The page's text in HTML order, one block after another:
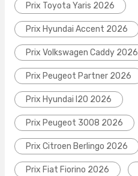
Prix Toyota Yaris 2026
Prix Hyundai Accent 2026
Prix Volkswagen Caddy 2026
Prix Peugeot Partner 2026
Prix Hyundai I20 2026
Prix Peugeot 3008 2026
Prix Citroen Berlingo 2026
Prix Fiat Fiorino 2026